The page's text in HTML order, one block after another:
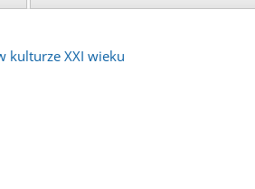
kulturze XXI wieku